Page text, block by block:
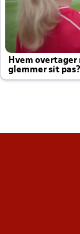
Hvem overtager
glemmer sit
altid til efter